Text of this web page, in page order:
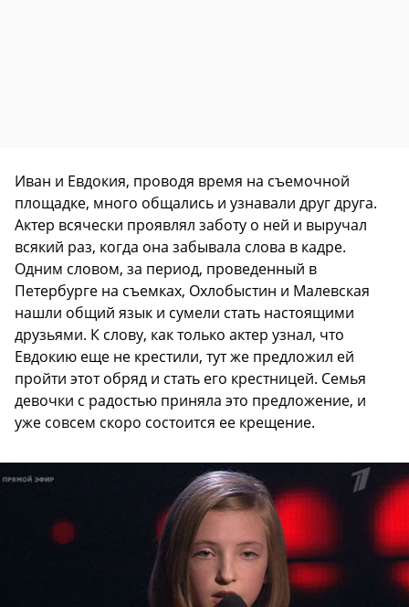
Иван и Евдокия, проводя время на съемочной
площадке, много общались и узнавали друг друга.
Актер всячески проявлял заботу о ней и выручал
всякий раз, когда она забывала слова в кадре.
Одним словом, за период, проведенный в
Петербурге на съемках, Охлобыстин и Малевская
нашли общий язык и сумели стать настоящими
друзьями. К слову, как только актер узнал, что
Евдокию еще не крестили, тут же предложил ей
пройти этот обряд и стать его крестницей. Семья
девочки с радостью приняла это предложение, и
уже совсем скоро состоится ее крещение.